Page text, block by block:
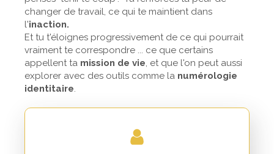
changer de travail, ce qui te maintient dans
l'inaction.
Et tu t'éloignes progressivement de ce qui pourrait
vraiment te correspondre ... ce que certains
appellent ta mission de vie, et que l'on peut aussi
explorer avec des outils comme la numérologie
identitaire.